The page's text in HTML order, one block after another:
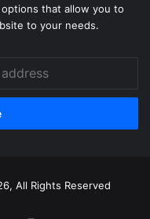
that allow you to
to your needs.
All Rights Reserved